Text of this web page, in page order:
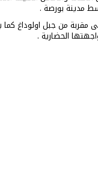
مدينة بورصة .
مقربة من جبل اولوداغ
الحضارية .